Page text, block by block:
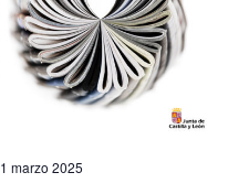
1 marzo 2025